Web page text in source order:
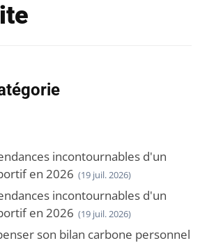
incontournables d'un
en 2026 (19 juil. 2026)
incontournables d'un
en 2026 (19 juil. 2026)
son bilan carbone personnel